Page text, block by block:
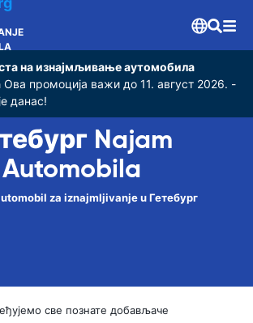
на изнајмљивање аутомобила
Ова промоција важи до 11. август 2026. -
данас!
Najam
Automobila
za iznajmljivanje u Гетебург
све познате добављаче